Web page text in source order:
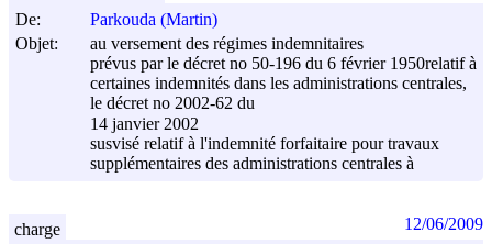
De:
Parkouda (Martin)
Objet:
au versement des régimes indemnitaires
prévus par le décret no 50-196 du 6 février 1950relatif à
certaines indemnités dans les administrations centrales,
le décret no 2002-62 du
14 janvier 2002
susvisé relatif à l'indemnité forfaitaire pour travaux
supplémentaires des administrations centrales à
charge 12/06/2009